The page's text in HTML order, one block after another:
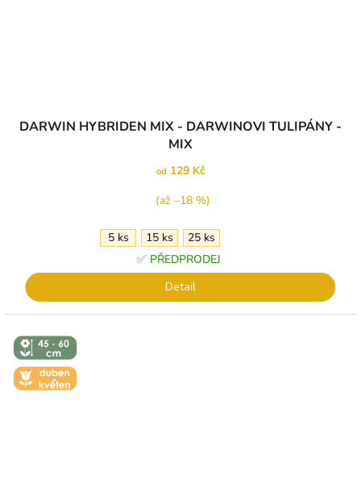
DARWIN HYBRIDEN MIX - DARWINOVI TULIPÁNY -
MIX
od 129 Kč
(až –18 %)
5 ks 15 ks
25 ks
✅ PŘEDPRODEJ
Detail
↕️ VÝŠKA 45
- 60 CM
🌼 KVĚT -
DUBEN-
KVĚTEN